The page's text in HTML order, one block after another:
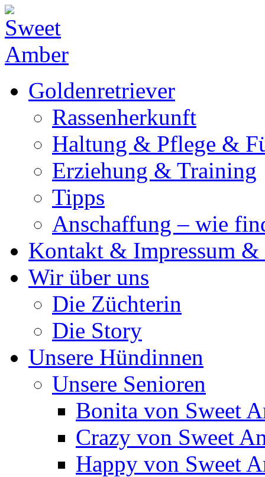
Goldenretriever
Rassenherkunft
Haltung & Pflege &
Erziehung & Training
Tipps
Anschaffung – wie
Kontakt & Impressum &
Wir über uns
Die Züchterin
Die Story
Unsere Hündinnen
Unsere Senioren
Bonita von Sweet
Crazy von Sweet
Happy von Sweet